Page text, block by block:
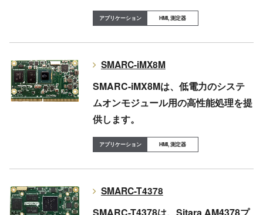
HMI, 測定器
SMARC-iMX8M
SMARC-iMX8Mは、低電力のシステ
ムオンモジュール用の高性能処理を提
供します。
HMI, 測定器
SMARC-T4378
SMARC-T4378は、Sitara AM4378プ